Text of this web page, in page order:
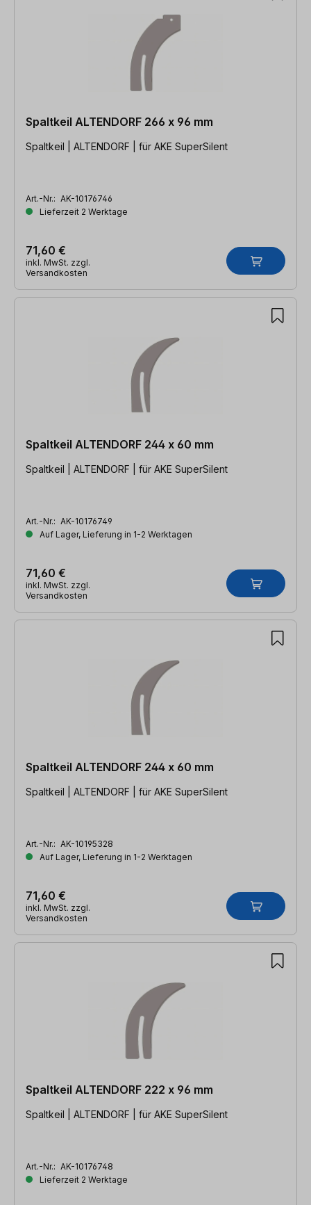
Spaltkeil ALTENDORF 266 x 96 mm
Spaltkeil | ALTENDORF | für AKE SuperSilent
Art.-Nr.: AK-10176746
Lieferzeit 2 Werktage
71,60 €
inkl. MwSt. zzgl.
Versandkosten
Spaltkeil ALTENDORF 244 x 60 mm
Spaltkeil | ALTENDORF | für AKE SuperSilent
Art.-Nr.: AK-10176749
Auf Lager, Lieferung in 1-2 Werktagen
71,60 €
inkl. MwSt. zzgl.
Versandkosten
Spaltkeil ALTENDORF 244 x 60 mm
Spaltkeil | ALTENDORF | für AKE SuperSilent
Art.-Nr.: AK-10195328
Auf Lager, Lieferung in 1-2 Werktagen
71,60 €
inkl. MwSt. zzgl.
Versandkosten
Spaltkeil ALTENDORF 222 x 96 mm
Spaltkeil | ALTENDORF | für AKE SuperSilent
Art.-Nr.: AK-10176748
Lieferzeit 2 Werktage